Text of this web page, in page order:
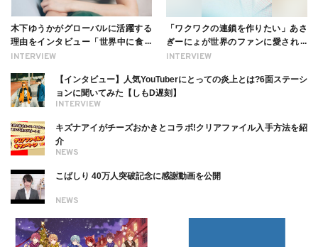
INTERVIEW
木下ゆうかがグローバルに活躍する
理由をインタビュー「世界中に食べ
る幸せを伝えたい」新事務所加入に
INTERVIEW
「ワクワクの連鎖を作りたい」あさ
ぎーにょが世界のファンに愛される
理由【インタビュー】
INTERVIEW
【インタビュー】人気YouTuberにとっての炎上とは?6面ステーシ
ョンに聞いてみた【しもD遅刻】
NEWS
キズナアイがチーズおかきとコラボ!クリアファイル入手方法を紹
介
NEWS
こばしり 40万人突破記念に感謝動画を公開